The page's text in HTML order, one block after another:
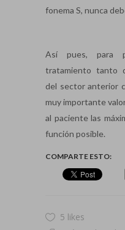
fonema S, nunca
Así pues, para
tratamiento tanto
del sector anterior
muy importante
al paciente las
función posible.
COMPARTE ESTO:
5 likes